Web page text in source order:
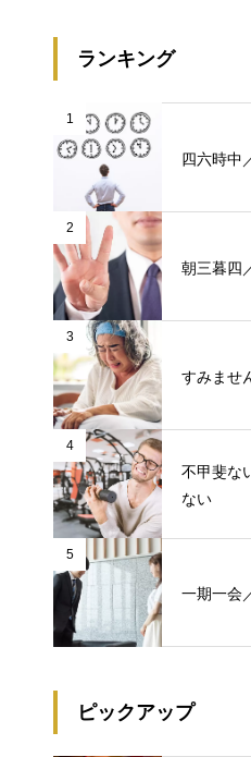
ランキング
1
四六時中
2
朝三暮四
3
すみませ
4
不甲斐な
ない
5
一期一会
ピックアップ